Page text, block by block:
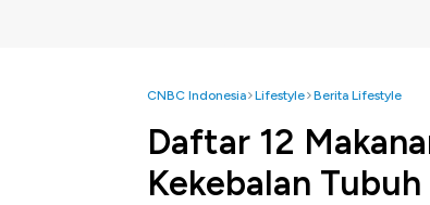
CNBC Indonesia Lifestyle Berita Lifestyle
Daftar 12
Kekebalan Tubuh